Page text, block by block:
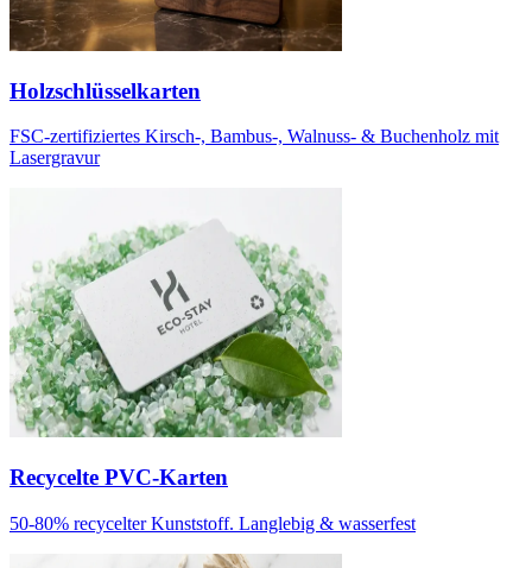
Holzschlüsselkarten
FSC-zertifiziertes Kirsch-, Bambus-, Walnuss- & Buchenholz mit
Lasergravur
Recycelte PVC-Karten
50-80% recycelter Kunststoff. Langlebig & wasserfest